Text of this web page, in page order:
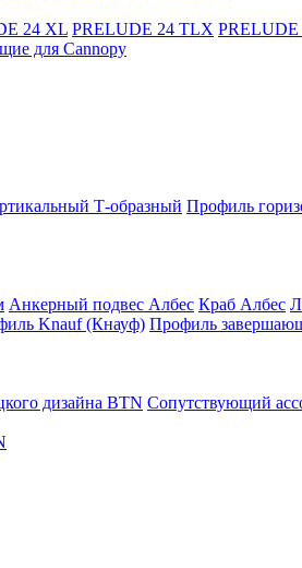
24 XL PRELUDE 24 TLX
для Cannopy
Т-образный Профиль
Анкерный подвес Албес Краб Албес
Knauf (Кнауф) Профиль
дизайна ВТN Сопутствующий